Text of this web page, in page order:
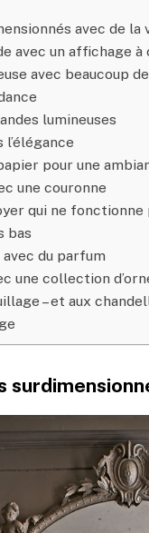
avec de la
avec un affichage
avec beaucoup
lumineuses
pour une
une couronne
qui ne fonctionne
bas
du parfum
une collection
– et aux